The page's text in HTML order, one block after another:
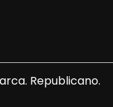
Republicano.